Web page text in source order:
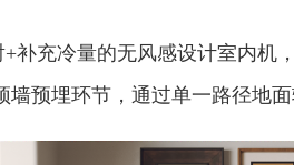
补充冷量的无风感设计室内机
墙预埋环节，通过单一路径地